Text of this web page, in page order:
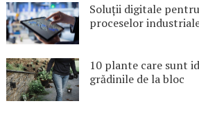
Soluții digitale
proceselor
10 plante care sunt
grădinile de la bloc